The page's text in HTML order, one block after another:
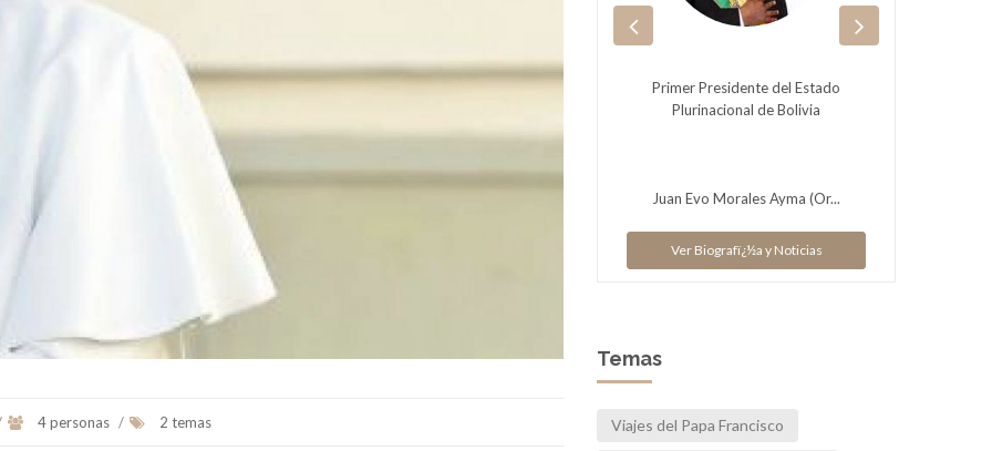
4 personas / 2 temas
Arzobispo de Buenos Aires
católico, abogado, teólogo, filós...
Ex Presidente de la Nación
Primer Presidente del Estado
Plurinacional de Bolivia
Juan Evo Morales Ayma (Or...
Ver Biografï¿½a y Noticias
Temas
Viajes del Papa Francisco